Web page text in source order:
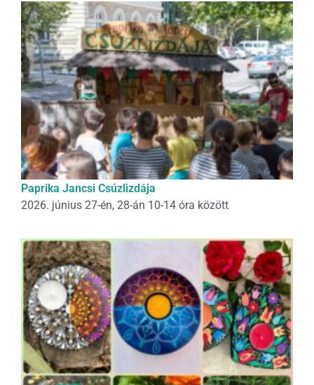
Paprika Jancsi Csúzlizdája
2026. június 27-én, 28-án 10-14 óra között